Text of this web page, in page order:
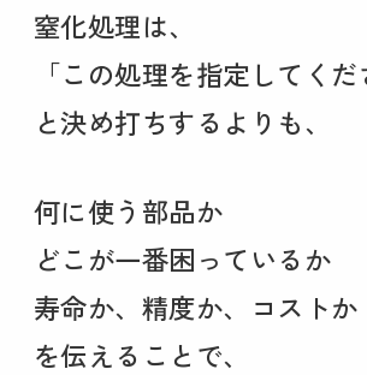
窒化処理は、
「この処理を指定してくだ
と決め打ちするよりも、
何に使う部品か
どこが一番困っているか
寿命か、精度か、コストか
を伝えることで、